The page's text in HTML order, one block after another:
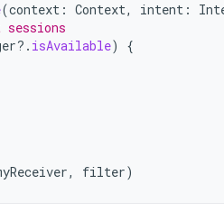
(context : Context, intent :
?. isAvailable)
{
, filter)